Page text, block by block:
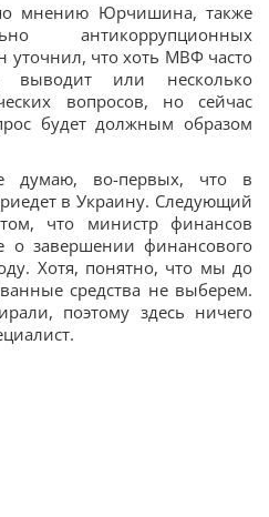
мнению Юрчишина, также
антикоррупционных
уточнил, что хоть МВФ часто
выводит или несколько
вопросов, но сейчас
будет должным образом
во-первых, что в
в Украину. Следующий
что министр финансов
о завершении финансового
Хотя, понятно, что мы до
средства не выберем.
поэтому здесь ничего